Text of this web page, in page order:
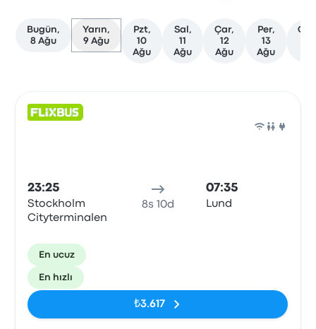
Bugün,
8 Ağu
Yarın,
9 Ağu
Pzt,
10
Ağu
Sal,
11
Ağu
Çar,
12
Ağu
Per,
13
Ağu
23:25
Stockholm
Cityterminalen
8s 10d
07:35
Lund
En ucuz
En hızlı
₺3.617